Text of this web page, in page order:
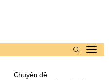
Chuyên đề